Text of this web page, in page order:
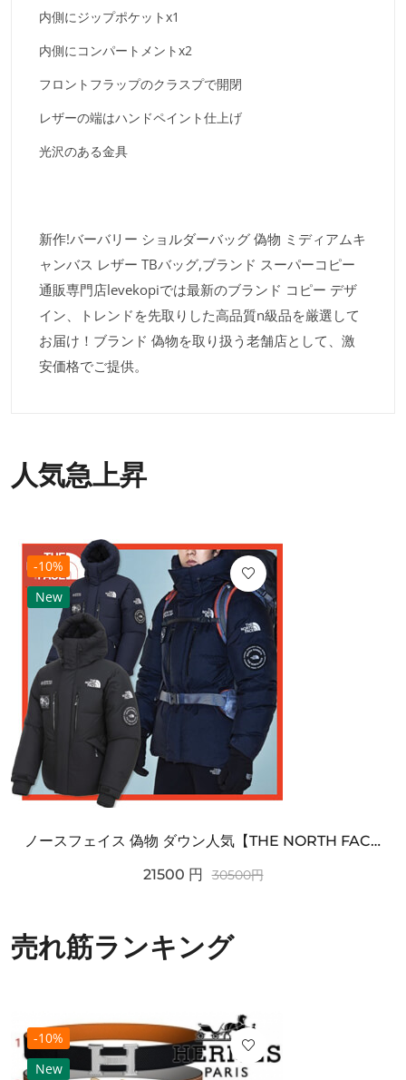
内側にジップポケットx1
内側にコンパートメントx2
フロントフラップのクラスプで開閉
レザーの端はハンドペイント仕上げ
光沢のある金具
新作!バーバリー ショルダーバッグ 偽物 ミディアムキ
ャンバス レザー TBバッグ,ブランド スーパーコピー
通販専門店levekopiでは最新のブランド コピー デザ
イン、トレンドを先取りした高品質n級品を厳選して
お届け！ブランド 偽物を取り扱う老舗店として、激
安価格でご提供。
人気急上昇
-10%
New
ノースフェイス 偽物 ダウン人気【THE NORTH FACE】M'S 7 SUMMIT HIM...
21500 円 30500円
売れ筋ランキング
-10%
New